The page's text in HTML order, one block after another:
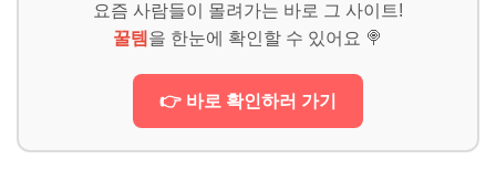
요즘 사람들이 몰려가는 바로 그 사이트!
꿀템 을 한눈에 확인할 수 있어요 🍭
👉 바로 확인하러 가기